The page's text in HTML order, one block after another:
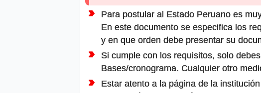
Para postular al Estado Peruano es
En este documento se especifica los
y en que orden debe presentar su
Si cumple con los requisitos, solo
Bases/cronograma. Cualquier otro
Estar atento a la página de la